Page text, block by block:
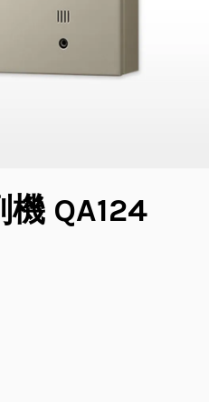
QA124